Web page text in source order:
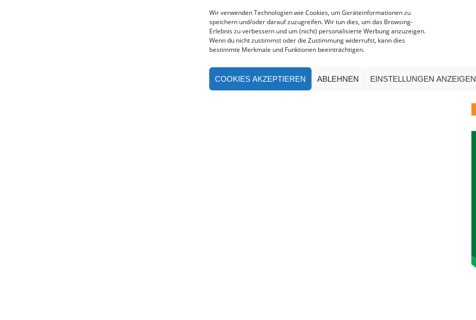
Wir verwenden Technologien wie Cookies, um Geräteinformationen zu
speichern und/oder darauf zuzugreifen. Wir tun dies, um das Browsing-
Erlebnis zu verbessern und um (nicht) personalisierte Werbung anzuzeigen.
Wenn du nicht zustimmst oder die Zustimmung widerrufst, kann dies
bestimmte Merkmale und Funktionen beeinträchtigen.
COOKIES AKZEPTIEREN ABLEHNEN EINSTELLUNGEN ANZEIGEN